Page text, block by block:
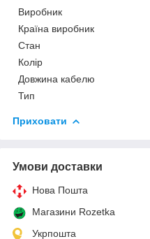
Виробник
Країна виробник
Стан
Колір
Довжина кабелю
Тип
Приховати
Умови доставки
Нова Пошта
Магазини Rozetka
Укрпошта